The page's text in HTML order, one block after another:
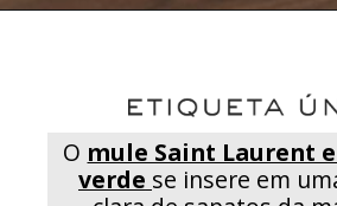
O mule Saint Laurent
verde se insere em